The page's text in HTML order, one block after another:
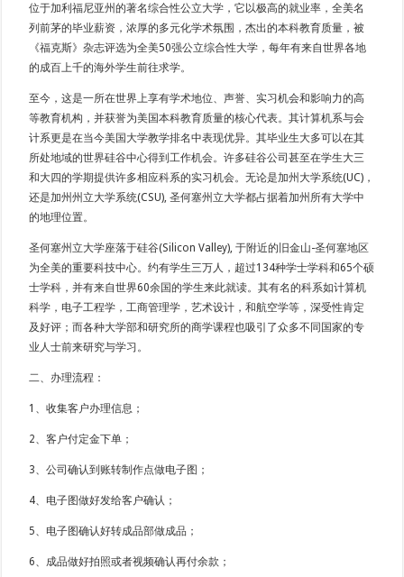
位于加利福尼亚州的著名综合性公立大学，它以极高的就业率，全美名
列前茅的毕业薪资，浓厚的多元化学术氛围，杰出的本科教育质量，被
《福克斯》杂志评选为全美50强公立综合性大学，每年有来自世界各地
的成百上千的海外学生前往求学。
至今，这是一所在世界上享有学术地位、声誉、实习机会和影响力的高
等教育机构，并获誉为美国本科教育质量的核心代表。其计算机系与会
计系更是在当今美国大学教学排名中表现优异。其毕业生大多可以在其
所处地域的世界硅谷中心得到工作机会。许多硅谷公司甚至在学生大三
和大四的学期提供许多相应科系的实习机会。无论是加州大学系统(UC)，
还是加州州立大学系统(CSU), 圣何塞州立大学都占据着加州所有大学中
的地理位置。
圣何塞州立大学座落于硅谷(Silicon Valley), 于附近的旧金山-圣何塞地区
为全美的重要科技中心。约有学生三万人，超过134种学士学科和65个硕
士学科，并有来自世界60余国的学生来此就读。其有名的科系如计算机
科学，电子工程学，工商管理学，艺术设计，和航空学等，深受性肯定
及好评；而各种大学部和研究所的商学课程也吸引了众多不同国家的专
业人士前来研究与学习。
二、办理流程：
1、收集客户办理信息；
2、客户付定金下单；
3、公司确认到账转制作点做电子图；
4、电子图做好发给客户确认；
5、电子图确认好转成品部做成品；
6、成品做好拍照或者视频确认再付余款；